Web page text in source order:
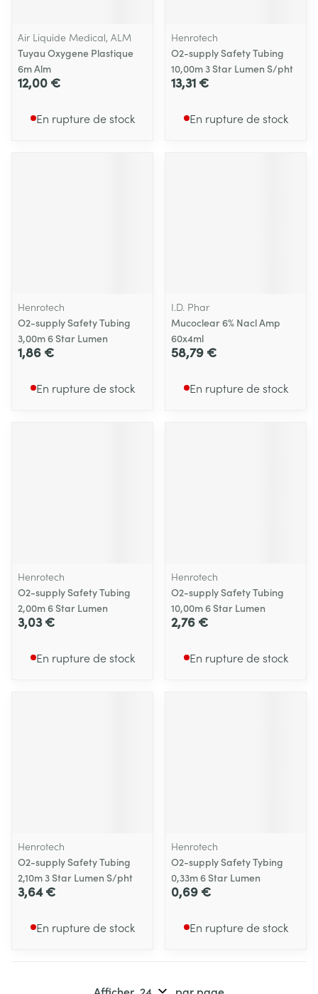
Air Liquide Medical, ALM
Tuyau Oxygene Plastique
6m Alm
12,00 €
En rupture de stock
Henrotech
O2-supply Safety Tubing
10,00m 3 Star Lumen S/pht
13,31 €
En rupture de stock
Henrotech
O2-supply Safety Tubing
3,00m 6 Star Lumen
1,86 €
En rupture de stock
I.D. Phar
Mucoclear 6% Nacl Amp
60x4ml
58,79 €
En rupture de stock
Henrotech
O2-supply Safety Tubing
2,00m 6 Star Lumen
3,03 €
En rupture de stock
Henrotech
O2-supply Safety Tubing
10,00m 6 Star Lumen
2,76 €
En rupture de stock
Henrotech
O2-supply Safety Tubing
2,10m 3 Star Lumen S/pht
3,64 €
En rupture de stock
Henrotech
O2-supply Safety Tybing
0,33m 6 Star Lumen
0,69 €
En rupture de stock